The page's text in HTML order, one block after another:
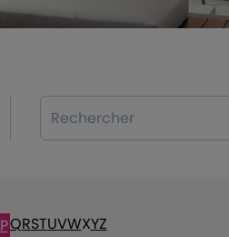
Rechercher
PQRSTUVWXYZ